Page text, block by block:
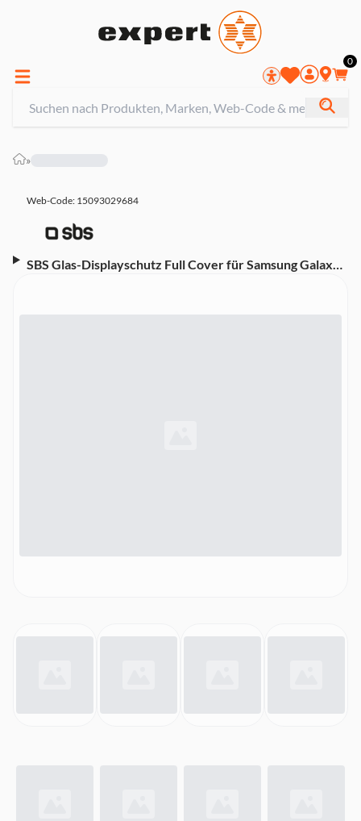
0
»
Web-Code: 15093029684
SBS Glas-Displayschutz Full Cover für Samsung Galaxy